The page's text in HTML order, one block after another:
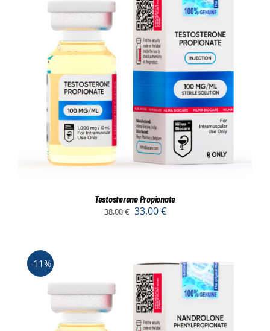
Testosterone Propionate
38,00€ 33,00€
-11%